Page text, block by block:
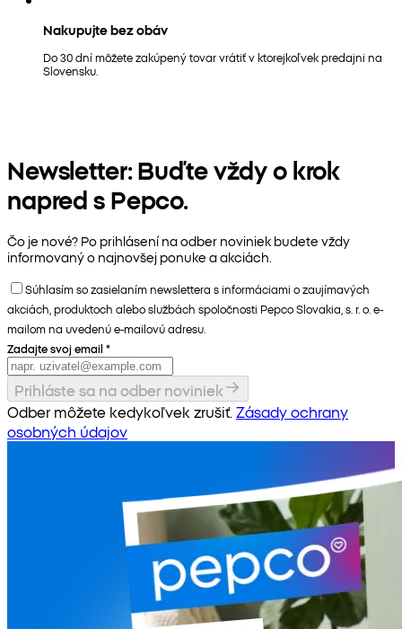
Nakupujte bez obáv
Do 30 dní môžete zakúpený tovar vrátiť v ktorejkoľvek predajni na
Slovensku.
Newsletter: Buďte vždy o krok
napred s Pepco.
Čo je nové? Po prihlásení na odber noviniek budete vždy
informovaný o najnovšej ponuke a akciách.
Súhlasím so zasielaním newslettera s informáciami o zaujímavých
akciách, produktoch alebo službách spoločnosti Pepco Slovakia, s. r. o. e-
mailom na uvedenú e-mailovú adresu.
Zadajte svoj email *
Prihláste sa na odber noviniek
Odber môžete kedykoľvek zrušiť.Zásady ochrany
osobných údajov